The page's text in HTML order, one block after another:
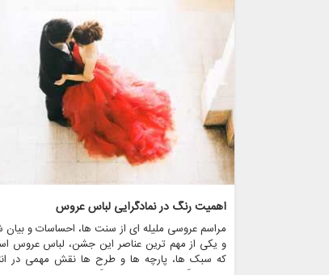
کنیم و نشان می دهیم که مزون چرخچی چگونه می
در پیدا کردن یا ایجاد لباس مناسب کمک کند.
اهمیت رنگ در نمادگرایی لباس عروس
مراسم عروسی ملیله ای از سنت ها، احساسات و
و یکی از مهم ترین عناصر این جشن، لباس عروس
که سبک ها، پارچه ها و طرح ها نقش مهمی در